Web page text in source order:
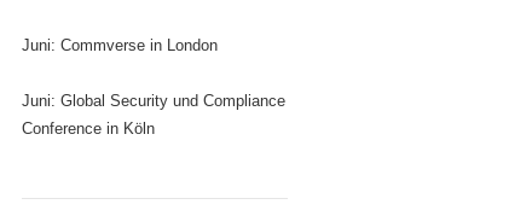
Juni: Commverse in London
Juni: Global Security und Compliance
Conference in Köln